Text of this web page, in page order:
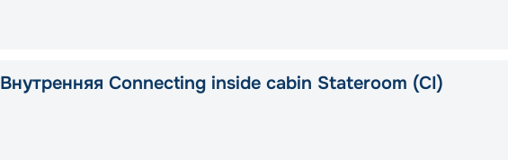
Внутренняя Connecting inside cabin Stateroom (CI)